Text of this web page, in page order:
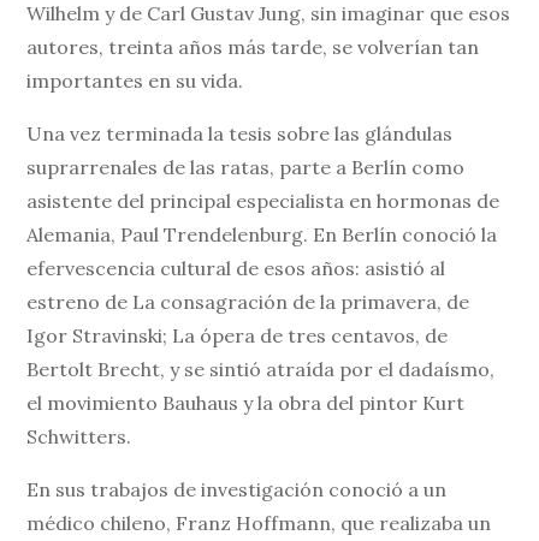
Wilhelm y de Carl Gustav Jung, sin imaginar que esos
autores, treinta años más tarde, se volverían tan
importantes en su vida.
Una vez terminada la tesis sobre las glándulas
suprarrenales de las ratas, parte a Berlín como
asistente del principal especialista en hormonas de
Alemania, Paul Trendelenburg. En Berlín conoció la
efervescencia cultural de esos años: asistió al
estreno de La consagración de la primavera, de
Igor Stravinski; La ópera de tres centavos, de
Bertolt Brecht, y se sintió atraída por el dadaísmo,
el movimiento Bauhaus y la obra del pintor Kurt
Schwitters.
En sus trabajos de investigación conoció a un
médico chileno, Franz Hoffmann, que realizaba un